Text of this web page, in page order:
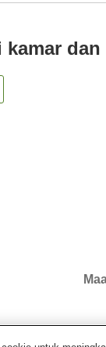
kamar dan